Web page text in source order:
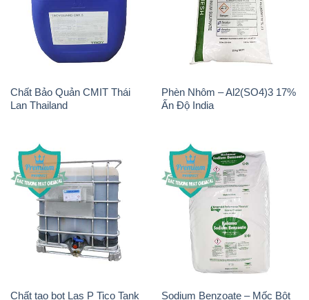
Chất Bảo Quản CMIT Thái
Lan Thailand
Phèn Nhôm – Al2(SO4)3 17%
Ấn Độ India
Chất tạo bọt Las P Tico Tank Sodium Benzoate – Mốc Bột